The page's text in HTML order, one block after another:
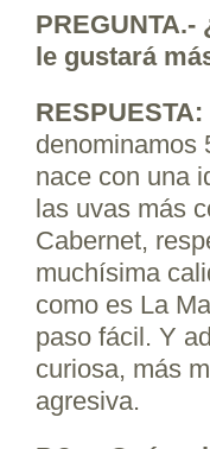
le gustará
RESPUESTA:
denominamos
nace con una
las uvas más
Cabernet,
muchísima
como es La
paso fácil. Y
curiosa, más
agresiva.